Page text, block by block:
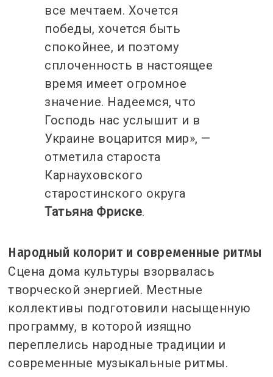
все мечтаем. Хочется
победы, хочется быть
спокойнее, и поэтому
сплоченность в настоящее
время имеет огромное
значение. Надеемся, что
Господь нас услышит и в
Украине воцарится мир», —
отметила староста
Карнауховского
старостинского округа
Татьяна Фриске.
Народный колорит и современные ритмы
Сцена дома культуры взорвалась
творческой энергией. Местные
коллективы подготовили насыщенную
программу, в которой изящно
переплелись народные традиции и
современные музыкальные ритмы.